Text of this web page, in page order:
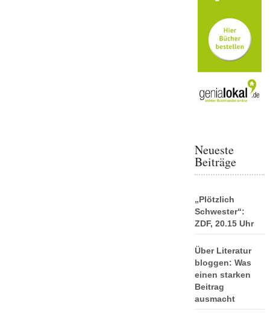
Neueste
Beiträge
„Plötzlich
Schwester“:
ZDF, 20.15 Uhr
Über Literatur
bloggen: Was
einen starken
Beitrag
ausmacht